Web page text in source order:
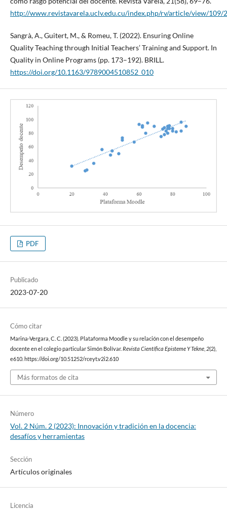
http://www.revistavarela.uclv.edu.cu/index.php/rv/article/view/109/
Sangrà, A., Guitert, M., & Romeu, T. (2022). Ensuring Online
Quality Teaching through Initial Teachers’ Training and Support. In
Quality in Online Programs (pp. 173–192). BRILL.
https://doi.org/10.1163/9789004510852_010
PDF
Publicado
2023-07-20
Cómo citar
Marina-Vergara, C. C. (2023). Plataforma Moodle y su relación con el desempeño
docente en el colegio particular Simón Bolívar. Revista Científica Episteme Y Tekne, 2(2),
e610. https://doi.org/10.51252/rceyt.v2i2.610
Más formatos de cita
Número
Vol. 2 Núm. 2 (2023): Innovación y tradición en la docencia:
desafíos y herramientas
Sección
Artículos originales
Licencia